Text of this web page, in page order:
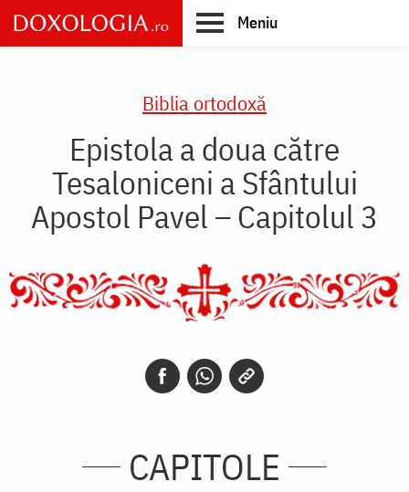
Skip
to
main
Meniu
Biblia ortodoxă
Epistola a doua către
Tesaloniceni a Sfântului
Apostol Pavel – Capitolul 3
CAPITOLE